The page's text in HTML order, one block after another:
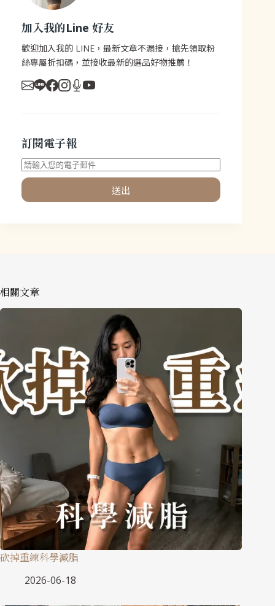
加入我的Line 好友
歡迎加入我的 LINE，最新文章不漏接，搶先領取粉
絲專屬折扣碼，並接收最新的選品好物推薦！
訂閱電子報
送出
相關文章
砍掉重練科學減脂
2026-06-18